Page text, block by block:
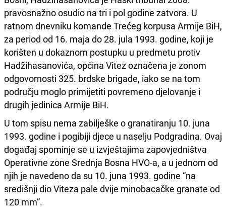
pravosnažno osudio na tri i pol godine zatvora. U
ratnom dnevniku komande Trećeg korpusa Armije BiH,
za period od 16. maja do 28. jula 1993. godine, koji je
korišten u dokaznom postupku u predmetu protiv
Hadžihasanovića, općina Vitez označena je zonom
odgovornosti 325. brdske brigade, iako se na tom
području moglo primijetiti povremeno djelovanje i
drugih jedinica Armije BiH.
U tom spisu nema zabilješke o granatiranju 10. juna
1993. godine i pogibiji djece u naselju Podgradina. Ovaj
događaj spominje se u izvještajima zapovjedništva
Operativne zone Srednja Bosna HVO-a, a u jednom od
njih je navedeno da su 10. juna 1993. godine “na
središnji dio Viteza pale dvije minobacačke granate od
120 mm”.